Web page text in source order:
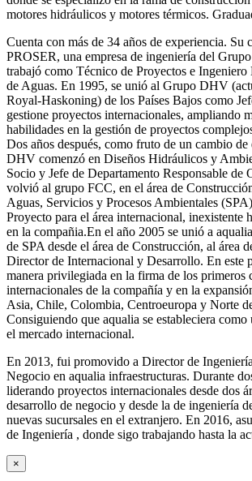
motores hidráulicos y motores térmicos.
Cuenta con más de 34 años de experiencia. Su
PROSER, una empresa de ingeniería del
trabajó como Técnico de Proyectos e Ingeniero
de Aguas. En 1995, se unió al Grupo DHV
Royal-Haskoning) de los Países Bajos como
gestione proyectos internacionales, ampliando
habilidades en la gestión de proyectos
Dos años después, como fruto de un cambio de
DHV comenzó en Diseños Hidráulicos y
Socio y Jefe de Departamento Responsable de
volvió al grupo FCC, en el área de
Aguas, Servicios y Procesos Ambientales
Proyecto para el área internacional, inexistente
en la compañia.En el año 2005 se unió a
de SPA desde el área de Construcción, al área
Director de Internacional y Desarrollo. En este
manera privilegiada en la firma de los primeros
internacionales de la compañía y en la
Asia, Chile, Colombia, Centroeuropa y Norte
Consiguiendo que aqualia se estableciera
el mercado internacional.
En 2013, fui promovido a Director de
Negocio en aqualia infraestructuras. Durante
liderando proyectos internacionales desde dos
desarrollo de negocio y desde la de ingeniería
nuevas sucursales en el extranjero. En 2016,
de Ingeniería , donde sigo trabajando hasta la
×